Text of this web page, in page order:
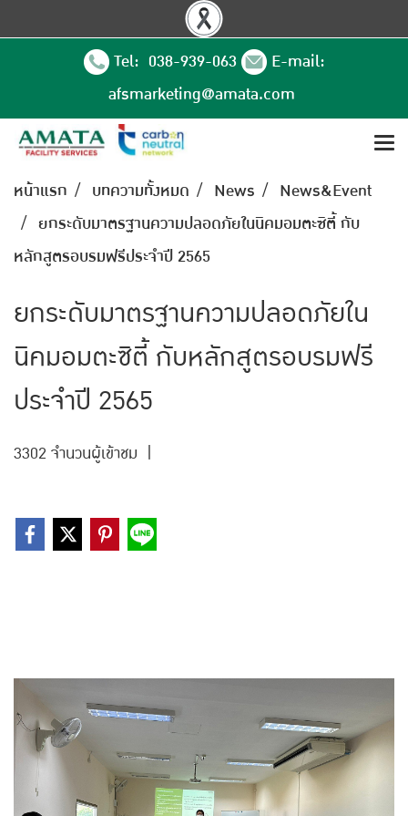
Tel: 038-939-063
E-mail:
afsmarketing@amata.com
หน้าแรก บทความทั้งหมด News
News&Event
ยกระดับมาตรฐานความปลอดภัยในนิคมอมตะซิตี้ กับ
หลักสูตรอบรมฟรีประจำปี 2565
ยกระดับมาตรฐานความปลอดภัยใน
นิคมอมตะซิตี้ กับหลักสูตรอบรมฟรี
ประจำปี 2565
3302 จำนวนผู้เข้าชม |